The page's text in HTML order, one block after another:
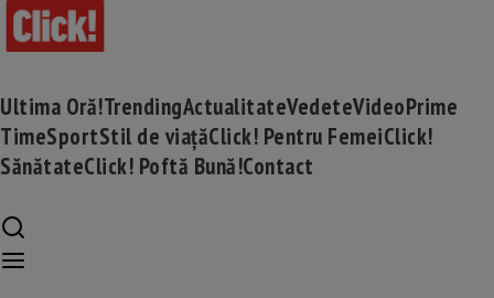
Ultima Oră!TrendingActualitateVedeteVideoPrime
TimeSportStil de viațăClick! Pentru FemeiClick!
SănătateClick! Poftă Bună!Contact